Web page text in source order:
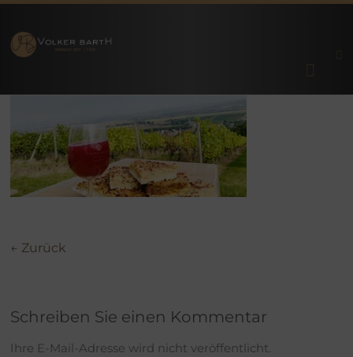
Inhalt
springen
Weingut
Barth
Prämierte
Premium-
| Lonsheim
← Zurück
Schreiben Sie einen Kommentar
Ihre E-Mail-Adresse wird nicht veröffentlicht.